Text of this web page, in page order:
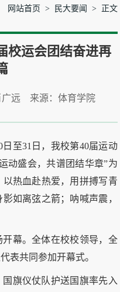
网站首页 > 民大要闻 > 正文
校运会团结奋进再
广远 来源：体育学院
至31日，我校第40届运动
动盛会，共谱团结华章”为
热血赴热爱，用拼搏写青
如离弦之箭；呐喊声震，
幕。全体在校校领导，全
表共同参加开幕式。
旗仪仗队护送国旗率先入